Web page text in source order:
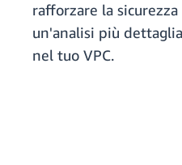
rafforzare la
un'analisi più
nel tuo VPC.